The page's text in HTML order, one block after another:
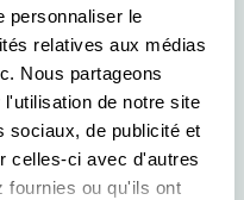
personnaliser le
relatives aux médias
Nous partageons
de notre site
sociaux, de publicité et
celles-ci avec d'autres
fournies ou qu'ils ont